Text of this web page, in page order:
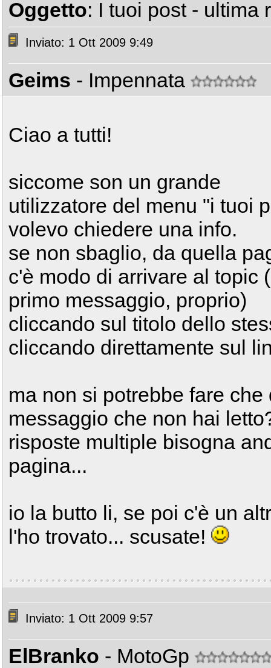
Oggetto: I tuoi post - ultima
Inviato: 1 Ott 2009 9:49
Geims - Impennata
Ciao a tutti!
siccome son un grande
utilizzatore del menu "i tuoi
volevo chiedere una info.
se non sbaglio, da quella
c'è modo di arrivare al topic
primo messaggio, proprio)
cliccando sul titolo dello
cliccando direttamente sul
ma non si potrebbe fare
messaggio che non hai
risposte multiple bisogna
pagina...
io la butto li, se poi c'è un
l'ho trovato... scusate!
Inviato: 1 Ott 2009 9:57
ElBranko - MotoGp